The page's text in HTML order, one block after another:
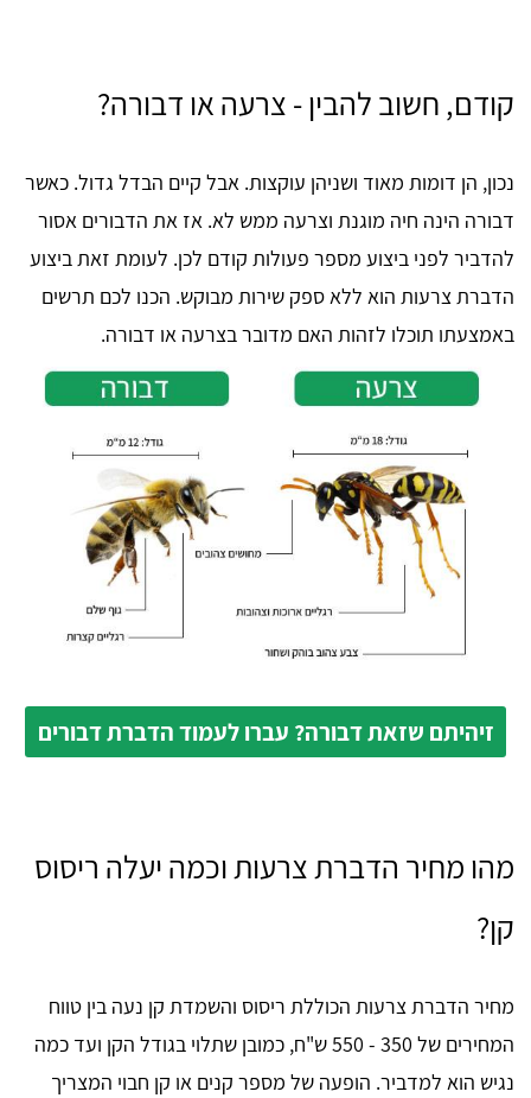
קודם, חשוב להבין - צרעה או דבורה?
נכון, הן דומות מאוד ושניהן עוקצות. אבל קיים הבדל גדול. כאשר
דבורה הינה חיה מוגנת וצרעה ממש לא. אז את הדבורים אסור
להדביר לפני ביצוע מספר פעולות קודם לכן. לעומת זאת ביצוע
הדברת צרעות הוא ללא ספק שירות מבוקש. הכנו לכם תרשים
באמצעתו תוכלו לזהות האם מדובר בצרעה או דבורה.
זיהיתם שזאת דבורה? עברו לעמוד הדברת דבורים
מהו מחיר הדברת צרעות וכמה יעלה ריסוס
קן?
מחיר הדברת צרעות הכוללת ריסוס והשמדת קן נעה בין טווח
המחירים של 350 - 550 ש"ח, כמובן שתלוי בגודל הקן ועד כמה
נגיש הוא למדביר. הופעה של מספר קנים או קן חבוי המצריך